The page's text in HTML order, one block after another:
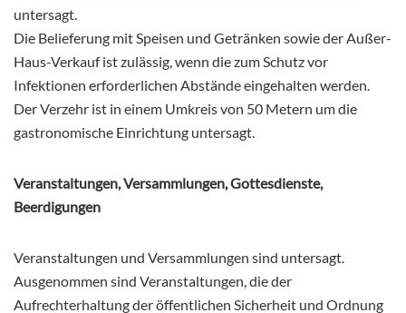
untersagt.
Die Belieferung mit Speisen und Getränken sowie der Außer-
Haus-Verkauf ist zulässig, wenn die zum Schutz vor
Infektionen erforderlichen Abstände eingehalten werden.
Der Verzehr ist in einem Umkreis von 50 Metern um die
gastronomische Einrichtung untersagt.
Veranstaltungen, Versammlungen, Gottesdienste,
Beerdigungen
Veranstaltungen und Versammlungen sind untersagt.
Ausgenommen sind Veranstaltungen, die der
Aufrechterhaltung der öffentlichen Sicherheit und Ordnung